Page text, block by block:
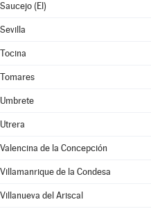
Saucejo (El)
Sevilla
Tocina
Tomares
Umbrete
Utrera
Valencina de la Concepción
Villamanrique de la Condesa
Villanueva del Ariscal